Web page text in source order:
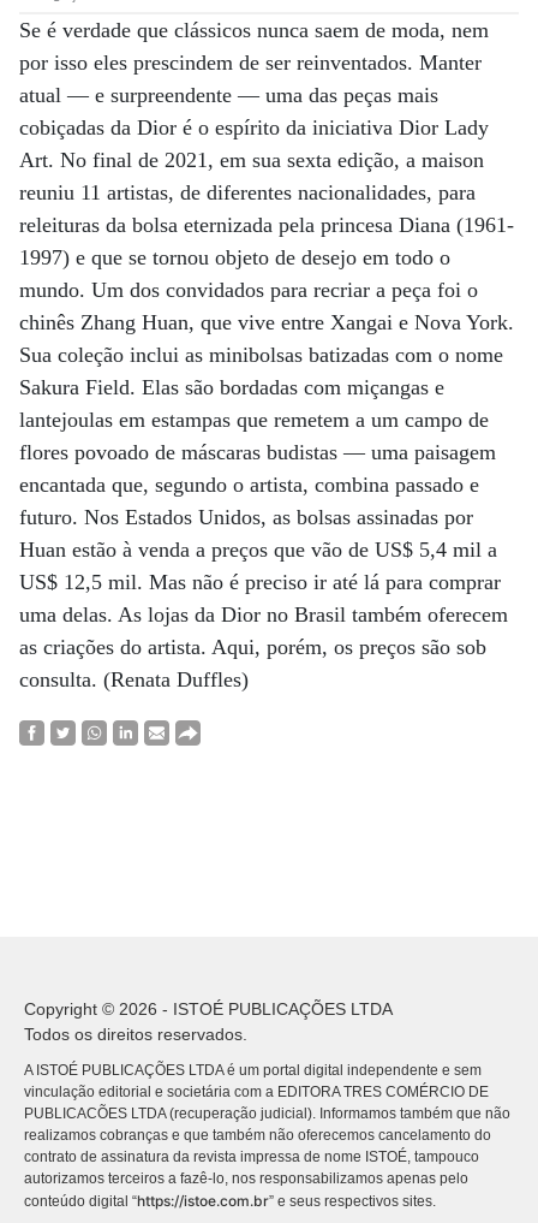
Se é verdade que clássicos nunca saem de moda, nem
por isso eles prescindem de ser reinventados. Manter
atual — e surpreendente — uma das peças mais
cobiçadas da Dior é o espírito da iniciativa Dior Lady
Art. No final de 2021, em sua sexta edição, a maison
reuniu 11 artistas, de diferentes nacionalidades, para
releituras da bolsa eternizada pela princesa Diana (1961-
1997) e que se tornou objeto de desejo em todo o
mundo. Um dos convidados para recriar a peça foi o
chinês Zhang Huan, que vive entre Xangai e Nova York.
Sua coleção inclui as minibolsas batizadas com o nome
Sakura Field. Elas são bordadas com miçangas e
lantejoulas em estampas que remetem a um campo de
flores povoado de máscaras budistas ­— uma paisagem
encantada que, segundo o artista, combina passado e
futuro. Nos Estados Unidos, as bolsas assinadas por
Huan estão à venda a preços que vão de US$ 5,4 mil a
US$ 12,5 mil. Mas não é preciso ir até lá para comprar
uma delas. As lojas da Dior no Brasil também oferecem
as criações do artista. Aqui, porém, os preços são sob
consulta. (Renata Duffles)
Copyright © 2026 - ISTOÉ PUBLICAÇÕES LTDA
Todos os direitos reservados.
A ISTOÉ PUBLICAÇÕES LTDA é um portal digital independente e sem
vinculação editorial e societária com a EDITORA TRES COMÉRCIO DE
PUBLICACÕES LTDA (recuperação judicial). Informamos também que não
realizamos cobranças e que também não oferecemos cancelamento do
contrato de assinatura da revista impressa de nome ISTOÉ, tampouco
autorizamos terceiros a fazê-lo, nos responsabilizamos apenas pelo
conteúdo digital “https://istoe.com.br” e seus respectivos sites.